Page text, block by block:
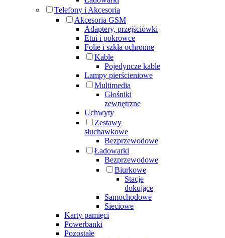
Telefony i Akcesoria
Akcesoria GSM
Adaptery, przejściówki
Etui i pokrowce
Folie i szkła ochronne
Kable
Pojedyncze kable
Lampy pierścieniowe
Multimedia
Głośniki
zewnętrzne
Uchwyty
Zestawy
słuchawkowe
Bezprzewodowe
Ładowarki
Bezprzewodowe
Biurkowe
Stacje
dokujące
Samochodowe
Sieciowe
Karty pamięci
Powerbanki
Pozostałe